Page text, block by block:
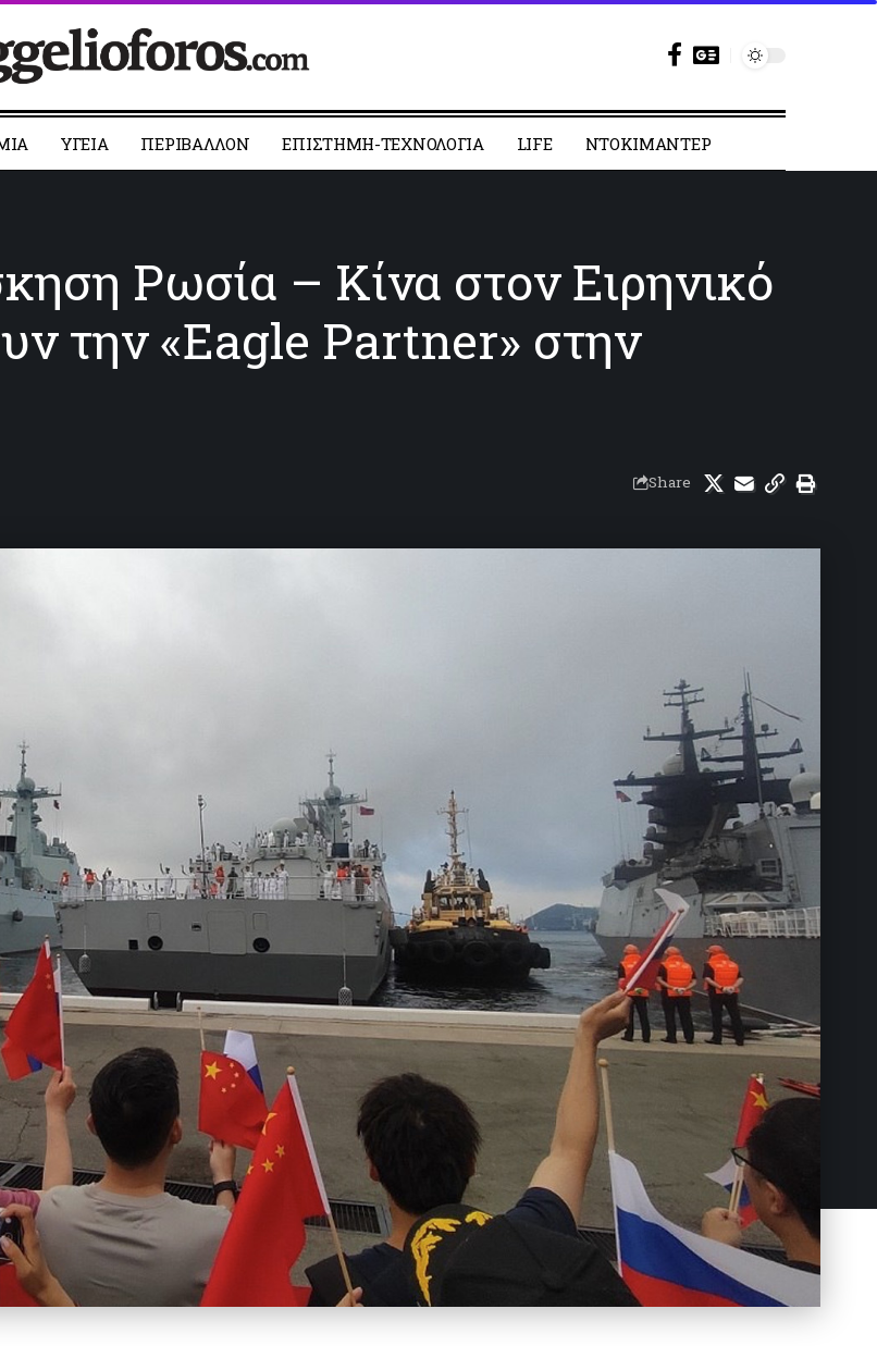
YΓΕΙΑ ΠΕΡΙΒΑΛΛΟΝ ΕΠΙΣΤΗΜΗ-ΤΕΧΝΟΛΟΓΙΑ LIFE ΝΤΟΚΙΜΑΝΤΕΡ
Ρωσία – Κίνα στον Ειρηνικό
την «Eagle Partner» στην
Share